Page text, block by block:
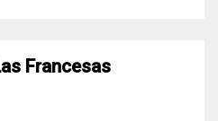
Francesas